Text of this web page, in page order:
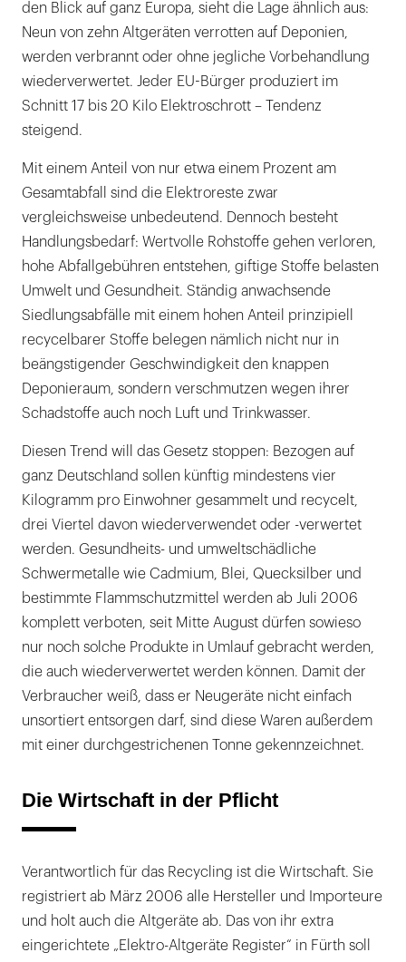
den Blick auf ganz Europa, sieht die Lage ähnlich aus:
Neun von zehn Altgeräten verrotten auf Deponien,
werden verbrannt oder ohne jegliche Vorbehandlung
wiederverwertet. Jeder EU-Bürger produziert im
Schnitt 17 bis 20 Kilo Elektroschrott – Tendenz
steigend.
Mit einem Anteil von nur etwa einem Prozent am
Gesamtabfall sind die Elektroreste zwar
vergleichsweise unbedeutend. Dennoch besteht
Handlungsbedarf: Wertvolle Rohstoffe gehen verloren,
hohe Abfallgebühren entstehen, giftige Stoffe belasten
Umwelt und Gesundheit. Ständig anwachsende
Siedlungsabfälle mit einem hohen Anteil prinzipiell
recycelbarer Stoffe belegen nämlich nicht nur in
beängstigender Geschwindigkeit den knappen
Deponieraum, sondern verschmutzen wegen ihrer
Schadstoffe auch noch Luft und Trinkwasser.
Diesen Trend will das Gesetz stoppen: Bezogen auf
ganz Deutschland sollen künftig mindestens vier
Kilogramm pro Einwohner gesammelt und recycelt,
drei Viertel davon wiederverwendet oder -verwertet
werden. Gesundheits- und umweltschädliche
Schwermetalle wie Cadmium, Blei, Quecksilber und
bestimmte Flammschutzmittel werden ab Juli 2006
komplett verboten, seit Mitte August dürfen sowieso
nur noch solche Produkte in Umlauf gebracht werden,
die auch wiederverwertet werden können. Damit der
Verbraucher weiß, dass er Neugeräte nicht einfach
unsortiert entsorgen darf, sind diese Waren außerdem
mit einer durchgestrichenen Tonne gekennzeichnet.
Die Wirtschaft in der Pflicht
Verantwortlich für das Recycling ist die Wirtschaft. Sie
registriert ab März 2006 alle Hersteller und Importeure
und holt auch die Altgeräte ab. Das von ihr extra
eingerichtete „Elektro-Altgeräte Register“ in Fürth soll